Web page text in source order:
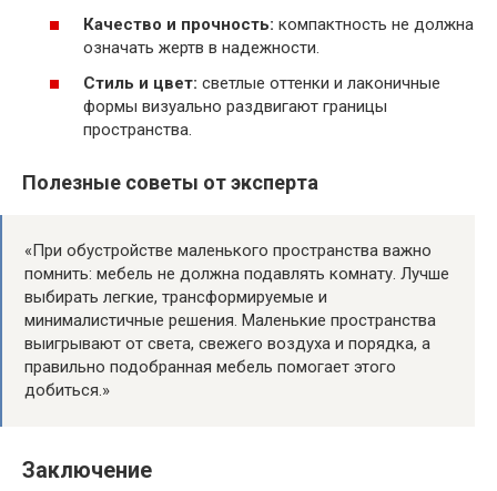
Качество и прочность: компактность не должна
означать жертв в надежности.
Стиль и цвет: светлые оттенки и лаконичные
формы визуально раздвигают границы
пространства.
Полезные советы от эксперта
«При обустройстве маленького пространства важно
помнить: мебель не должна подавлять комнату. Лучше
выбирать легкие, трансформируемые и
минималистичные решения. Маленькие пространства
выигрывают от света, свежего воздуха и порядка, а
правильно подобранная мебель помогает этого
добиться.»
Заключение